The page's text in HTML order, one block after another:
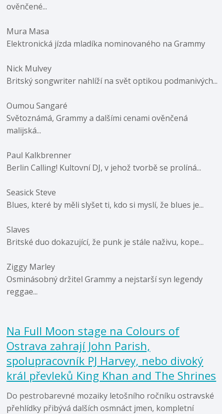
ověnčené...
Mura Masa
Elektronická jízda mladíka nominovaného na Grammy
Nick Mulvey
Britský songwriter nahlíží na svět optikou podmanivých...
Oumou Sangaré
Světoznámá, Grammy a dalšími cenami ověnčená
malijská...
Paul Kalkbrenner
Berlin Calling! Kultovní DJ, v jehož tvorbě se prolíná...
Seasick Steve
Blues, které by měli slyšet ti, kdo si myslí, že blues je...
Slaves
Britské duo dokazující, že punk je stále naživu, kope...
Ziggy Marley
Osminásobný držitel Grammy a nejstarší syn legendy
reggae...
Na Full Moon stage na Colours of
Ostrava zahrají John Parish,
spolupracovník PJ Harvey, nebo divoký
král převleků King Khan and The Shrines
Do pestrobarevné mozaiky letošního ročníku ostravské
přehlídky přibývá dalších osmnáct jmen, kompletní